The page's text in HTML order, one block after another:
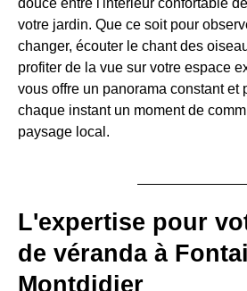
votre jardin. Que ce soit pour
changer, écouter le chant des
profiter de la vue sur votre espace
vous offre un panorama constant et
chaque instant un moment de
paysage local.
L'expertise pour
de véranda à
Montdidier